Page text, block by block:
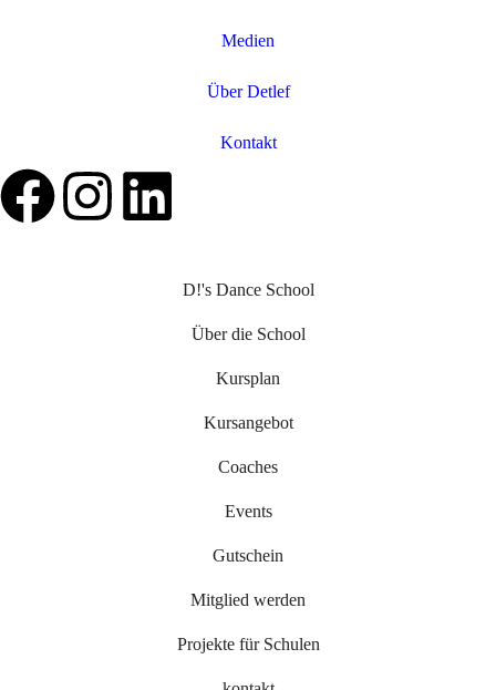
Medien
Über Detlef
Kontakt
D!'s Dance School
Über die School
Kursplan
Kursangebot
Coaches
Events
Gutschein
Mitglied werden
Projekte für Schulen